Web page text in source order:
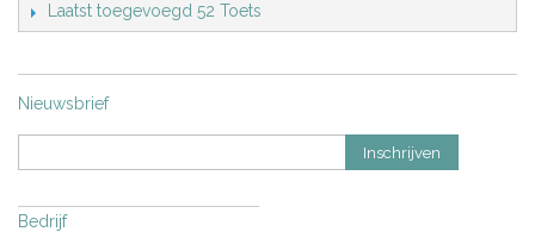
Laatst toegevoegd 52 Toets
Nieuwsbrief
Inschrijven
Bedrijf